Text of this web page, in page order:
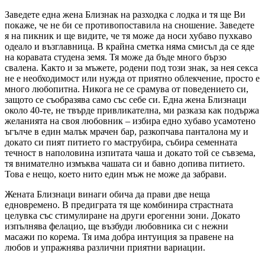
Заведете една жена Близнак на разходка с лодка и тя ще Ви
покаже, че не би се противопоставила на сношение. Заведете
я на пикник и ще видите, че тя може да носи хубаво пухкаво
одеало и възглавница. В крайна сметка няма смисъл да се яде
на коравата студена земя. Тя може да бъде много бързо
свалена. Както и за мъжете, родени под този знак, за нея секса
не е необходимост или нужда от приятно облекчение, просто е
много любопитна. Никога не се срамува от поведението си,
защото се съобразява само със себе си. Една жена Близнаци
около 40-те, не твърде привликателна, ми разказа как подържа
желанията на своя любовник – избира едно хубаво усамотено
ъгълче в един малък мрачен бар, разкопчава панталона му и
докато си пият питието го маструбира, събира семенната
течност в наполовина изпитата чаша и докато той се съвзема,
тя внимателно измъква чашата си и бавно допива питието.
Това е нещо, което нито един мъж не може да забрави.
Жената Близнаци винаги обича да прави две неща
едновремено. В предиграта тя ще комбинира страстната
целувка със стимулиране на други ерогенни зони. Докато
изпълнява фелацио, ще възбуди любовника си с нежни
масажи по корема. Тя има добра интуиция за правене на
любов и упражнява различни приятни вариации.